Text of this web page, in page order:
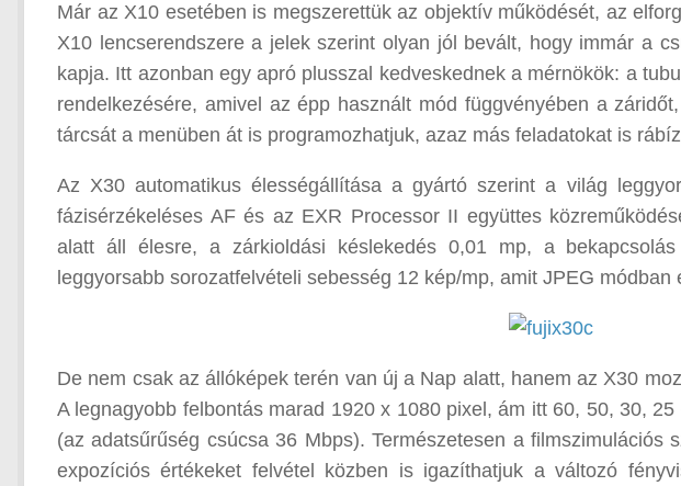
Már az X10 esetében is megszerettük az objektív működését, az
X10 lencserendszere a jelek szerint olyan jól bevált, hogy immár a
kapja. Itt azonban egy apró plusszal kedveskednek a mérnökök: a
rendelkezésére, amivel az épp használt mód függvényében a
tárcsát a menüben át is programozhatjuk, azaz más feladatokat is
Az X30 automatikus élességállítása a gyártó szerint a világ
fázisérzékeléses AF és az EXR Processor II együttes
alatt áll élesre, a zárkioldási késlekedés 0,01 mp, a
leggyorsabb sorozatfelvételi sebesség 12 kép/mp, amit JPEG
De nem csak az állóképek terén van új a Nap alatt, hanem az X30
A legnagyobb felbontás marad 1920 x 1080 pixel, ám itt 60, 50, 30,
(az adatsűrűség csúcsa 36 Mbps). Természetesen a filmszimulációs
expozíciós értékeket felvétel közben is igazíthatjuk a változó